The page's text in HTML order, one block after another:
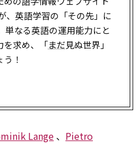
、英語学習の「その先」に
単なる英語の運用能力にと
を求め、「まだ見ぬ世界」
！
Lange 、 Pietro